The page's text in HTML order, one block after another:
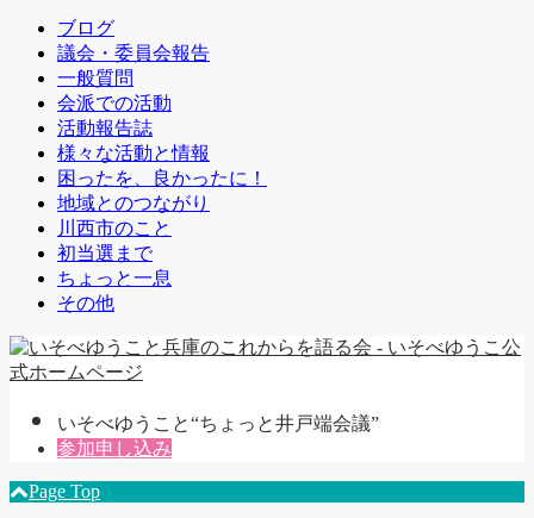
ブログ
議会・委員会報告
一般質問
会派での活動
活動報告誌
様々な活動と情報
困ったを、良かったに！
地域とのつながり
川西市のこと
初当選まで
ちょっと一息
その他
いそべゆうこと“ちょっと井戸端会議”
参加申し込み
Page Top